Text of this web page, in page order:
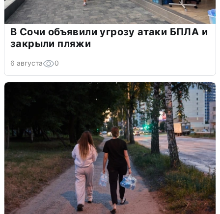
В Сочи объявили угрозу атаки БПЛА и
закрыли пляжи
6 августа 0